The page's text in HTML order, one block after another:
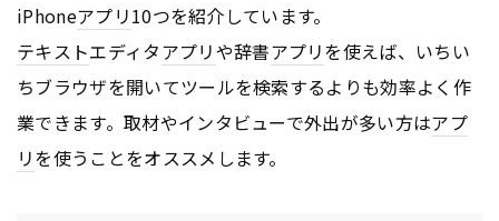
iPhoneアプリ10つを紹介しています。
テキストエディタアプリや辞書アプリを使えば、いちい
ちブラウザを開いてツールを検索するよりも効率よく作
業できます。取材やインタビューで外出が多い方はアプ
リを使うことをオススメします。